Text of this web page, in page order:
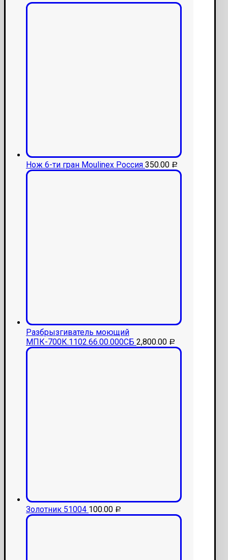
Нож 6-ти гран Moulinex Россия 350.00 Р
Разбрызгиватель моющий
МПК-700К.1102.66.00.000СБ 2,800.00 Р
Золотник 51004 100.00 Р